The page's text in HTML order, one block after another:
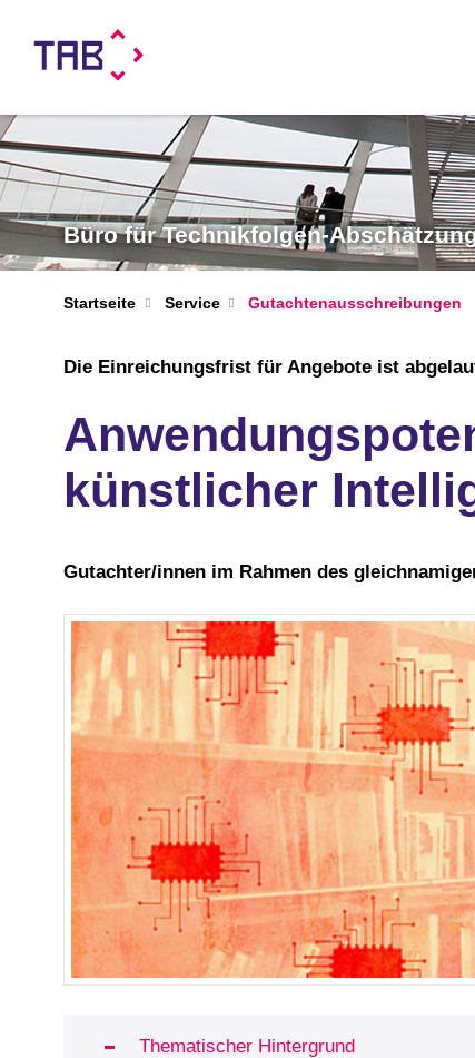
Büro für Technikfolgen-
Startseite Service Gutachtenausschreibungen
Die Einreichungsfrist für Angebote ist
künstlicher
Gutachter/innen im Rahmen des
Thematischer Hintergrund